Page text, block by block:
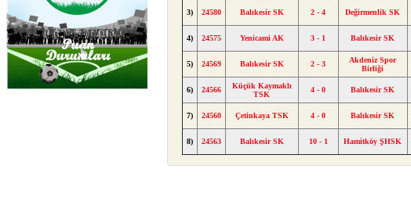
3) 24580 Balıkesir SK 2 - 4 Değirmenlik SK
4) 24575 Yenicami AK 3 - 1 Balıkesir SK
5) 24569 Balıkesir SK 2 - 3
Akdeniz Spor
Birliği
6) 24566
Küçük Kaymaklı
TSK
4 - 0 Balıkesir SK
7) 24560 Çetinkaya TSK 4 - 0 Balıkesir SK
8) 24563 Balıkesir SK 10 - 1 Hamitköy ŞHSK